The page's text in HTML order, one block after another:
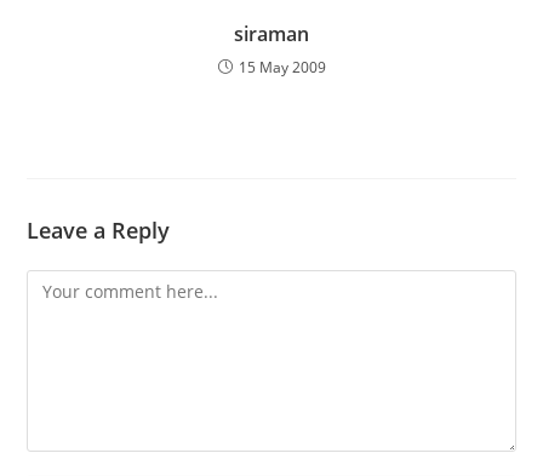
siraman
15 May 2009
Leave a Reply
Comment